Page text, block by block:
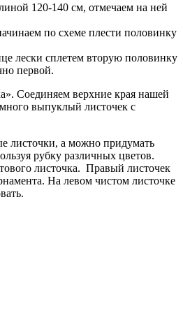
120-140 см, отмечаем на ней
по схеме плести половинку
лески сплетем вторую половинку
первой.
Соединяем верхние края нашей
выпуклый листочек с
листочки, а можно придумать
рубку различных цветов.
листочка. Правый листочек
На левом чистом листочке